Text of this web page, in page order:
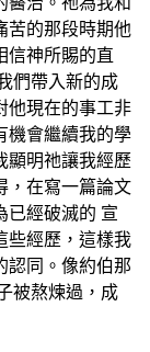
苦的那段時期他
信神所賜的直
們帶入新的成
他現在的事工非
機會繼續我的學
顯明祂讓我經歷
，在寫一篇論文
已經破滅的 宣
些經歷，這樣我
認同。像約伯那
被熬煉過，成